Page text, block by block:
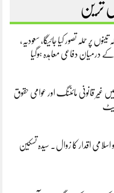
ترین
پر حملہ تصور کیا جائیگا، سعودیہ،
کے درمیان دفاعی معاہدہ ہوگیا
غیر قانونی مائننگ اور عوامی حقوق
و اسلامی اقدار کا زوال. سیدہ تسکین